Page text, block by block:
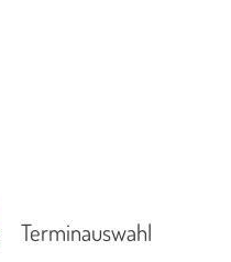
Terminauswahl